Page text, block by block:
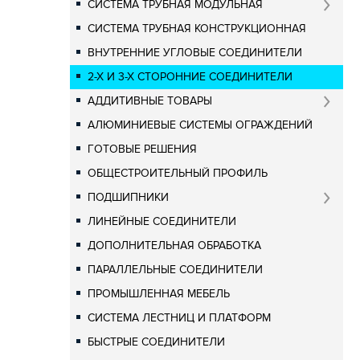
СИСТЕМА ТРУБНАЯ МОДУЛЬНАЯ
СИСТЕМА ТРУБНАЯ КОНСТРУКЦИОННАЯ
ВНУТРЕННИЕ УГЛОВЫЕ СОЕДИНИТЕЛИ
2-Х И 3-Х СТОРОННИЕ СОЕДИНИТЕЛИ
АДДИТИВНЫЕ ТОВАРЫ
АЛЮМИНИЕВЫЕ СИСТЕМЫ ОГРАЖДЕНИЙ
ГОТОВЫЕ РЕШЕНИЯ
ОБЩЕСТРОИТЕЛЬНЫЙ ПРОФИЛЬ
ПОДШИПНИКИ
ЛИНЕЙНЫЕ СОЕДИНИТЕЛИ
ДОПОЛНИТЕЛЬНАЯ ОБРАБОТКА
ПАРАЛЛЕЛЬНЫЕ СОЕДИНИТЕЛИ
ПРОМЫШЛЕННАЯ МЕБЕЛЬ
СИСТЕМА ЛЕСТНИЦ И ПЛАТФОРМ
БЫСТРЫЕ СОЕДИНИТЕЛИ